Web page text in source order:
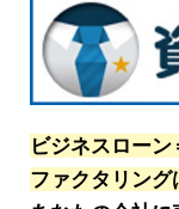
ビジネスロー
ファクタリング